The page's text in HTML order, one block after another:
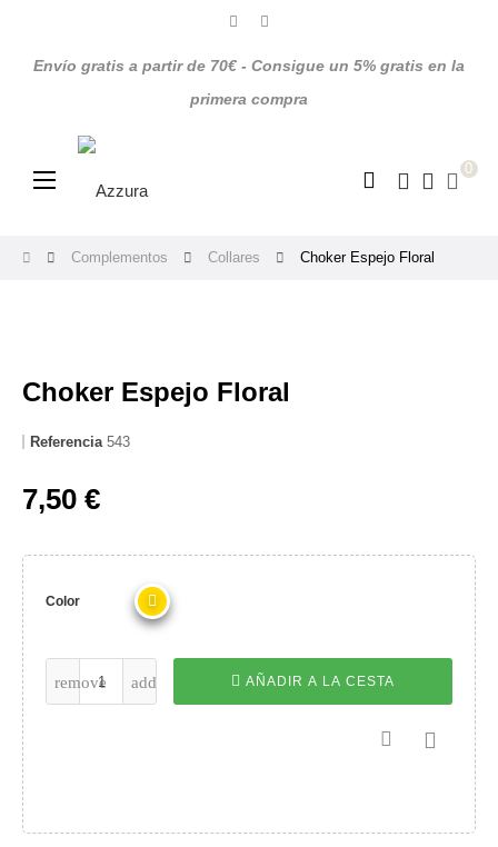
Envío gratis a partir de 70€ - Consigue un 5% gratis en la
primera compra
Navegación
☰ 0
Complementos Collares Choker Espejo Floral
Choker Espejo Floral
Referencia 543
7,50 €
Color
AÑADIR A LA CESTA
